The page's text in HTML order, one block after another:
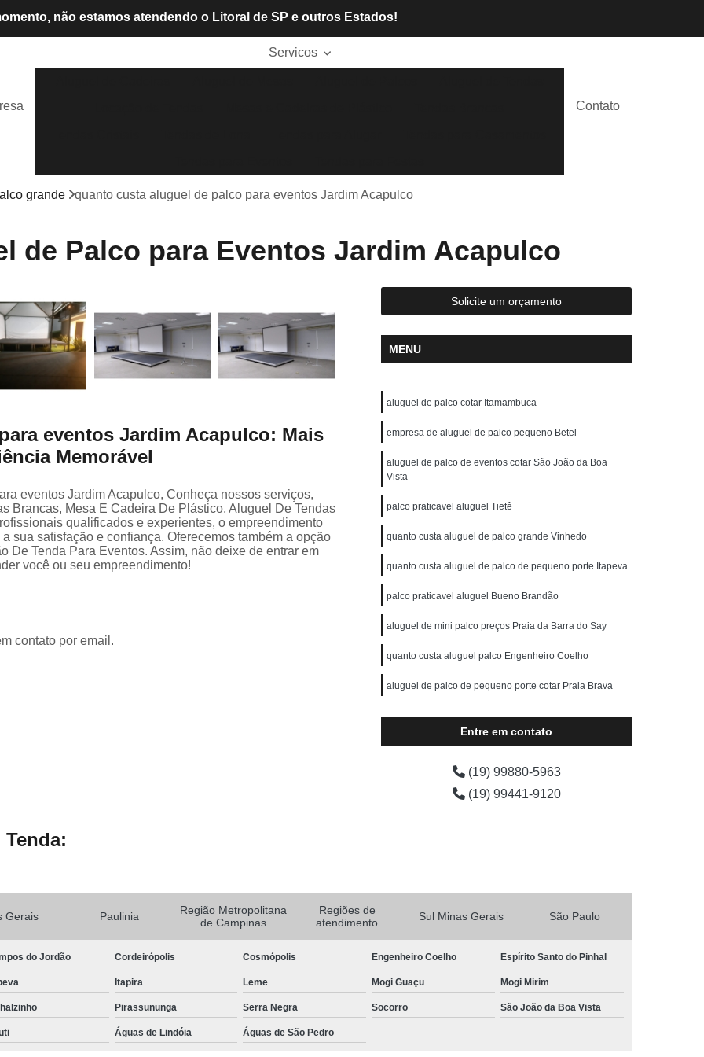
não estamos atendendo o Litoral de SP e outros Estados!
Servicos
Contato
grande quanto custa aluguel de palco para eventos Jardim Acapulco
de Palco para Eventos Jardim Acapulco
eventos Jardim Acapulco: Mais
Memorável
eventos Jardim Acapulco, Conheça nossos serviços,
Brancas, Mesa E Cadeira De Plástico, Aluguel De Tendas
qualificados e experientes, o empreendimento
sua satisfação e confiança. Oferecemos também a opção
De Tenda Para Eventos. Assim, não deixe de entrar em
você ou seu empreendimento!
contato por email.
Solicite um orçamento
MENU
aluguel de palco cotar Itamambuca
empresa de aluguel de palco pequeno Betel
aluguel de palco de eventos cotar São João da Boa
Vista
palco praticavel aluguel Tietê
quanto custa aluguel de palco grande Vinhedo
quanto custa aluguel de palco de pequeno porte Itapeva
palco praticavel aluguel Bueno Brandão
aluguel de mini palco preços Praia da Barra do Say
quanto custa aluguel palco Engenheiro Coelho
aluguel de palco de pequeno porte cotar Praia Brava
Entre em contato
(19) 99880-5963
(19) 99441-9120
Gerais Paulinia
Região Metropolitana
de Campinas
Regiões de
atendimento
Sul Minas Gerais São Paulo
do Jordão Cordeirópolis Cosmópolis Engenheiro Coelho Espírito Santo do Pinhal
Itapira Leme Mogi Guaçu Mogi Mirim
Pirassununga Serra Negra Socorro São João da Boa Vista
Águas de Lindóia Águas de São Pedro